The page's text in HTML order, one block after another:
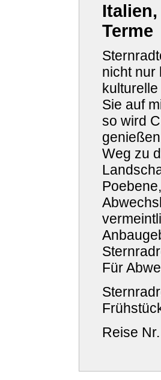
Terme
nicht nur
Sie auf
so wird
Weg zu
Für
Reise